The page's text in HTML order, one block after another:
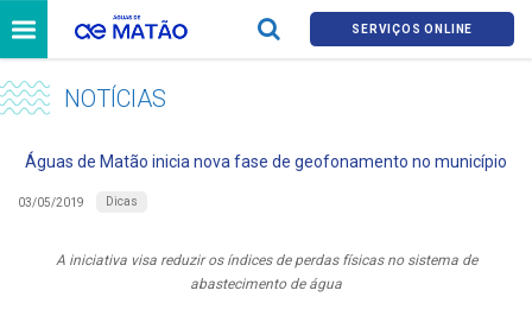
SERVIÇOS ONLINE
NOTÍCIAS
Águas de Matão inicia nova fase de geofonamento no município
03/05/2019 Dicas
A iniciativa visa reduzir os índices de perdas físicas no sistema de
abastecimento de água